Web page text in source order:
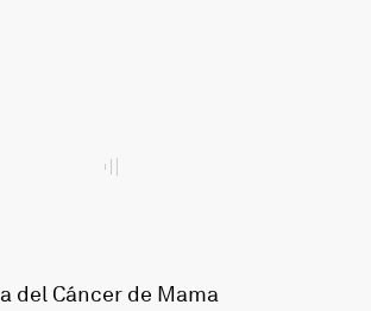
del Cáncer de Mama